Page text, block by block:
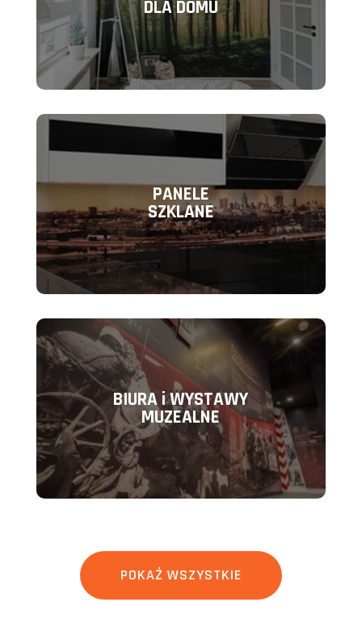
DLA DOMU
PANELE
SZKLANE
BIURA i WYSTAWY
MUZEALNE
POKAŻ WSZYSTKIE